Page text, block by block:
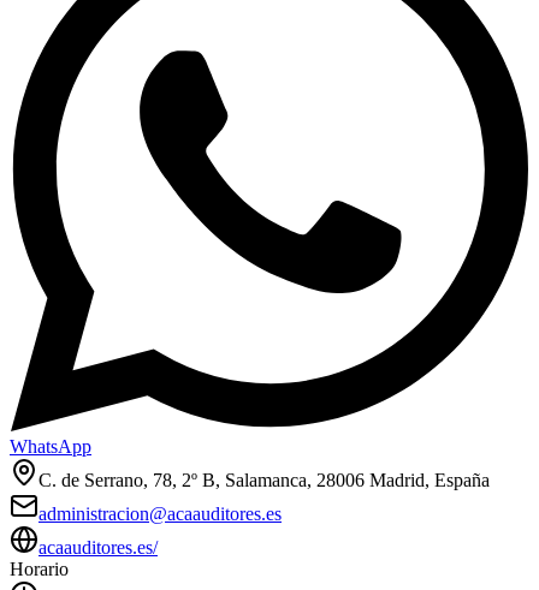
WhatsApp
C. de Serrano, 78, 2º B, Salamanca, 28006 Madrid, España
administracion@acaauditores.es
acaauditores.es/
Horario